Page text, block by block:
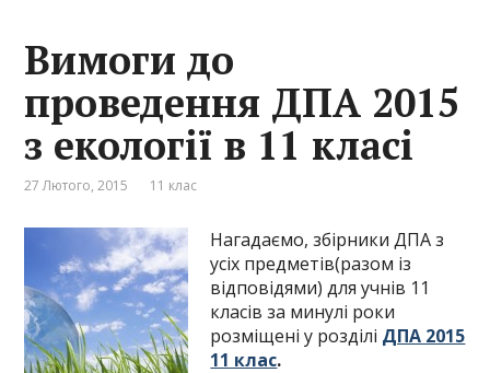
Вимоги до
проведення ДПА 2015
з екології в 11 класі
27 Лютого, 2015 11 клас
Нагадаємо, збірники ДПА з
усіх предметів(разом із
відповідями) для учнів 11
класів за минулі роки
розміщені у розділі ДПА 2015
11 клас.